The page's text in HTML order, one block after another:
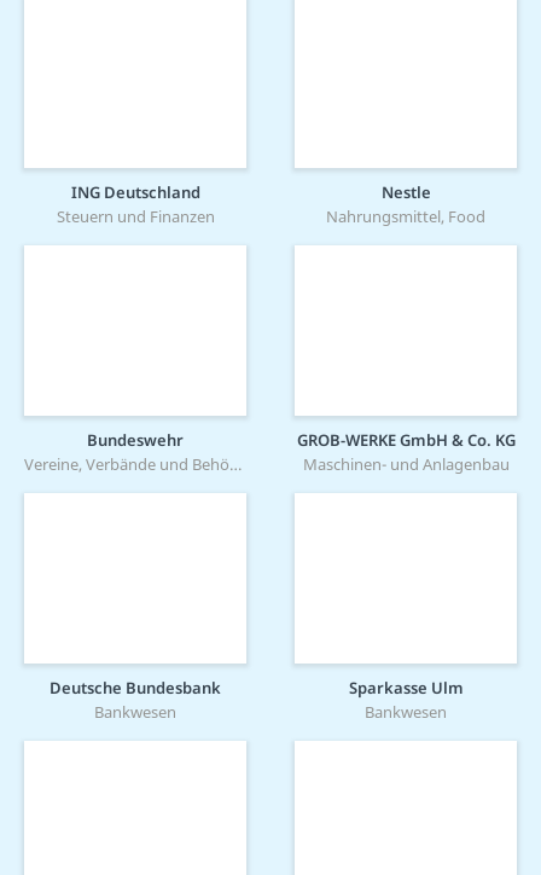
ING Deutschland
Steuern und Finanzen
Nestle
Nahrungsmittel, Food
Bundeswehr
Vereine, Verbände und Behörden
GROB-WERKE GmbH & Co. KG
Maschinen- und Anlagenbau
Deutsche Bundesbank
Bankwesen
Sparkasse Ulm
Bankwesen